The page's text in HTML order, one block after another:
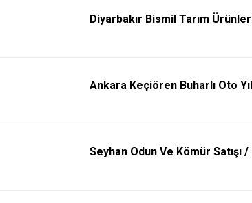
Diyarbakır Bismil Tarım
Ankara Keçiören Buharlı Oto
Seyhan Odun Ve Kömür Satışı